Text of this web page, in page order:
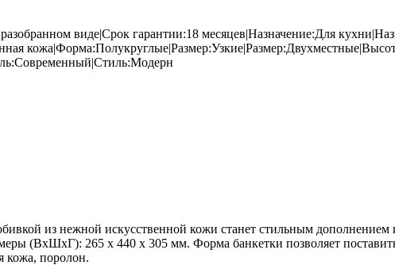
виде|Срок гарантии:18 месяцев|Назначение:Для
из нежной искусственной кожи станет стильным
(ВхШхГ): 265 х 440 х 305 мм. Форма банкетки позволяет
кожа, поролон.